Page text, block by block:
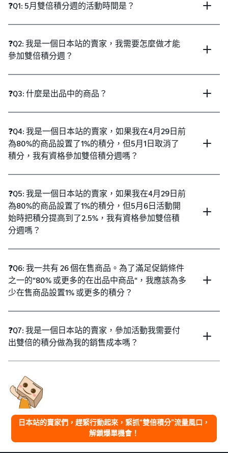
❓Q1: 5月雙倍積分週的活動時間是？
❓Q2: 我是一個日本站的賣家，我需要怎麼做才能
參加雙倍積分週？
❓Q3: 什麼是出品中的商品？
❓Q4: 我是一個日本站的賣家，如果我在4月29日前
為80%的商品設置了1%的積分，但5月1日取消了
積分，我有資格參加雙倍積分週嗎？
❓Q5: 我是一個日本站的賣家，如果我在4月29日前
為80%的商品設置了1%的積分，但5月6日活動開
始時把積分提高到了2.5%，我有資格參加雙倍積
分週嗎？
❓Q6: 我一共有 26 個在售商品。為了滿足促銷條件
之一的“80% 或更多的在出品中商品“，我應該為多
少在售商品設置1% 或更多的積分？
❓Q7: 我是一個日本站的賣家，參加活動我需要付
出雙倍的積分做為我的銷售成本嗎？
日本站的賣家們，趕緊行動起來，緊抓“雙倍積分”流量風口，
解鎖爆單機會！